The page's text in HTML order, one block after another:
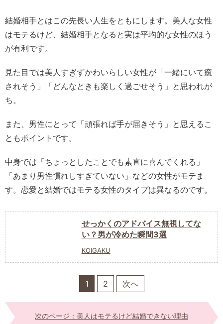
結婚相手とはこの先長い人生をともにします。美人な女性
はモテるけど、結婚相手となると実は平均的な女性のほう
が有利です。
見た目では美人すぎずかわいらしい女性が「一緒にいて癒
されそう」「どんなときも楽しく過ごせそう」と思われが
ち。
また、男性にとって「頑張れば手が届きそう」と思えるこ
ともポイントです。
中身では「ちょっとしたことでも素直に喜んでくれる」
「あまり男性慣れしすぎていない」などの女性がモテま
す。恋愛と結婚ではモテる女性のタイプは異なるのです。
せっかくのアドバイス無視してな
い？男が冷めた瞬間3選
KOIGAKU
1 2 次へ
次のページ：美人はモテるけど結婚できない理由